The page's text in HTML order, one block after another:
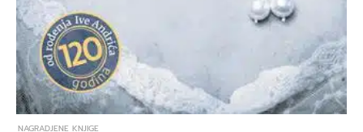
NAGRADJENE KNJIGE